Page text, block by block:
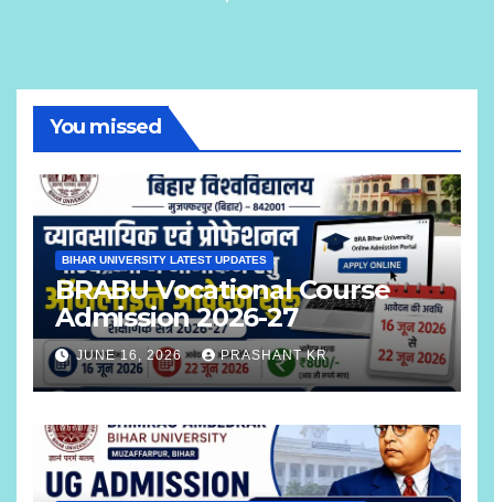
You missed
BIHAR UNIVERSITY LATEST UPDATES
BRABU Vocational Course
Admission 2026-27
JUNE 16, 2026 PRASHANT KR